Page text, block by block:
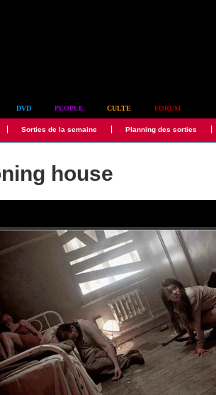
DVD PEOPLE CULTE FORUM
Sorties de la semaine Planning des sorties
house